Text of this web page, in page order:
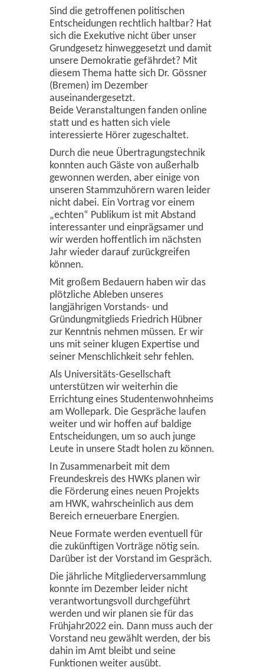
Sind die getroffenen politischen
Entscheidungen rechtlich haltbar? Hat
sich die Exekutive nicht über unser
Grundgesetz hinweggesetzt und damit
unsere Demokratie gefährdet? Mit
diesem Thema hatte sich Dr. Gössner
(Bremen) im Dezember
auseinandergesetzt.
Beide Veranstaltungen fanden online
statt und es hatten sich viele
interessierte Hörer zugeschaltet.
Durch die neue Übertragungstechnik
konnten auch Gäste von außerhalb
gewonnen werden, aber einige von
unseren Stammzuhörern waren leider
nicht dabei. Ein Vortrag vor einem
„echten“ Publikum ist mit Abstand
interessanter und einprägsamer und
wir werden hoffentlich im nächsten
Jahr wieder darauf zurückgreifen
können.
Mit großem Bedauern haben wir das
plötzliche Ableben unseres
langjährigen Vorstands- und
Gründungmitglieds Friedrich Hübner
zur Kenntnis nehmen müssen. Er wir
uns mit seiner klugen Expertise und
seiner Menschlichkeit sehr fehlen.
Als Universitäts-Gesellschaft
unterstützen wir weiterhin die
Errichtung eines Studentenwohnheims
am Wollepark. Die Gespräche laufen
weiter und wir hoffen auf baldige
Entscheidungen, um so auch junge
Leute in unsere Stadt holen zu können.
In Zusammenarbeit mit dem
Freundeskreis des HWKs planen wir
die Förderung eines neuen Projekts
am HWK, wahrscheinlich aus dem
Bereich erneuerbare Energien.
Neue Formate werden eventuell für
die zukünftigen Vorträge nötig sein.
Darüber ist der Vorstand im Gespräch.
Die jährliche Mitgliederversammlung
konnte im Dezember leider nicht
verantwortungsvoll durchgeführt
werden und wir planen sie für das
Frühjahr2022 ein. Dann muss auch der
Vorstand neu gewählt werden, der bis
dahin im Amt bleibt und seine
Funktionen weiter ausübt.